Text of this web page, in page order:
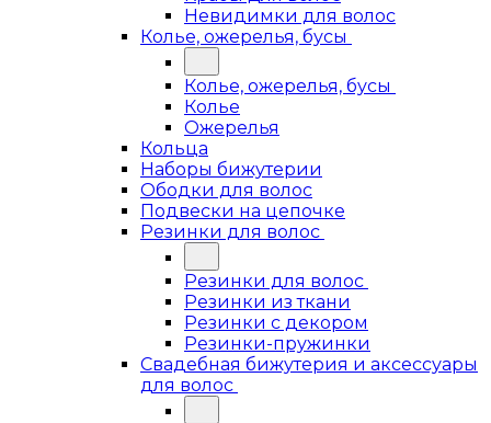
Невидимки для волос
Колье, ожерелья, бусы
Колье, ожерелья, бусы
Колье
Ожерелья
Кольца
Наборы бижутерии
Ободки для волос
Подвески на цепочке
Резинки для волос
Резинки для волос
Резинки из ткани
Резинки с декором
Резинки-пружинки
Свадебная бижутерия и аксессуары
для волос